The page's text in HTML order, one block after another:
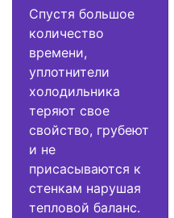
Спустя большое
количество
времени,
уплотнители
холодильника
теряют свое
свойство, грубеют
и не
присасываются к
стенкам нарушая
тепловой баланс.